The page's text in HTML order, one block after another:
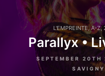
L'EMPREINTE,A-Z,
Parallyx •
SEPTEMBER 20TH